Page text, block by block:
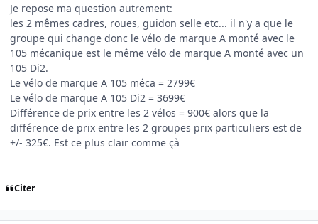
Je repose ma question autrement:
les 2 mêmes cadres, roues, guidon selle etc... il n'y a que le
groupe qui change donc le vélo de marque A monté avec le
105 mécanique est le même vélo de marque A monté avec un
105 Di2.
Le vélo de marque A 105 méca = 2799€
Le vélo de marque A 105 Di2 = 3699€
Différence de prix entre les 2 vélos = 900€ alors que la
différence de prix entre les 2 groupes prix particuliers est de
+/- 325€. Est ce plus clair comme çà
Citer